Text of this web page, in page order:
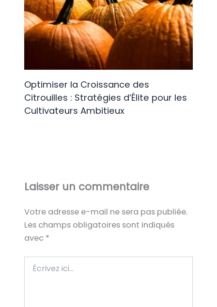
Optimiser la Croissance des
Citrouilles : Stratégies d’Élite pour les
Cultivateurs Ambitieux
Laisser un commentaire
Votre adresse e-mail ne sera pas publiée.
Les champs obligatoires sont indiqués
avec *
ici…